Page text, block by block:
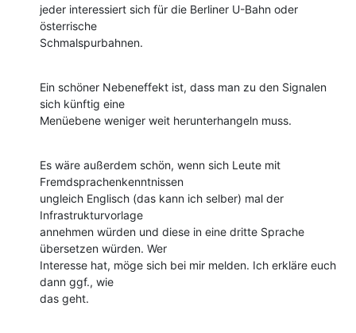
jeder interessiert sich für die Berliner U-Bahn oder
österrische
Schmalspurbahnen.
Ein schöner Nebeneffekt ist, dass man zu den Signalen
sich künftig eine
Menüebene weniger weit herunterhangeln muss.
Es wäre außerdem schön, wenn sich Leute mit
Fremdsprachenkenntnissen
ungleich Englisch (das kann ich selber) mal der
Infrastrukturvorlage
annehmen würden und diese in eine dritte Sprache
übersetzen würden. Wer
Interesse hat, möge sich bei mir melden. Ich erkläre euch
dann ggf., wie
das geht.